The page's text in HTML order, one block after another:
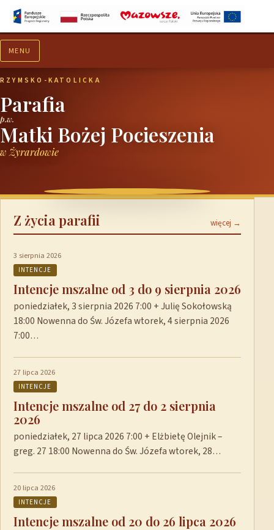
MENU
RZYMSKO-KATOLICKA
Parafia
p.w.
Matki Bożej Pocieszenia
w Żyrardowie
Z życia parafii więcej →
3 sierpnia 2026
INTENCJE
Intencje mszalne od 3 do 9 sierpnia 2026
poniedziałek, 3 sierpnia 2026 7:00 + Julię Sokołowską
18:00 Nowenna do Św. Józefa wtorek, 4 sierpnia 2026
7:00…
27 lipca 2026
INTENCJE
Intencje mszalne od 27 do 2 sierpnia
2026
poniedziałek, 27 lipca 2026 7:00 + Elżbietę Olejnik –
greg. 27 18:00 Nowenna do Św. Józefa wtorek, 28…
20 lipca 2026
INTENCJE
Intencje mszalne od 20 do 26 lipca 2026